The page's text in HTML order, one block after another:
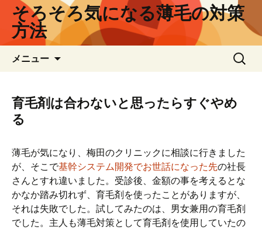
そろそろ気になる薄毛の対策
方法
メニュー
ン
ツ
キ
ッ
プ
検
育毛剤は合わないと思ったらすぐやめ
る
薄毛が気になり、梅田のクリニックに相談に行きました
が、そこで基幹システム開発でお世話になった先の社長
さんとすれ違いました。受診後、金額の事を考えるとな
かなか踏み切れず、育毛剤を使ったことがありますが、
それは失敗でした。試してみたのは、男女兼用の育毛剤
でした。主人も薄毛対策として育毛剤を使用していたの